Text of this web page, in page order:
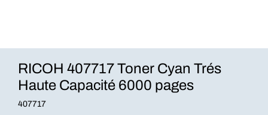
RICOH 407717 Toner Cyan Trés
Haute Capacité 6000 pages
407717